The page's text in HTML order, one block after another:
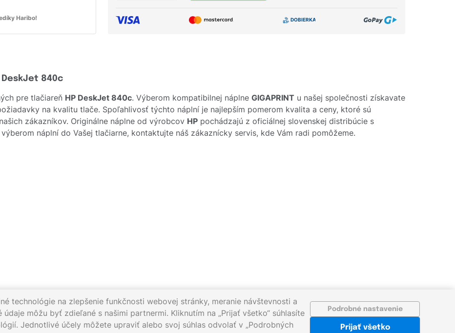
Haribo!
840c
pre tlačiareň HP DeskJet 840c. Výberom kompatibilnej náplne GIGAPRINT u našej společnosti získavate
na kvalitu tlače. Spoľahlivosť týchto náplní je najlepším pomerom kvalita a ceny, ktoré sú
zákazníkov. Originálne náplne od výrobcov HP pochádzajú z oficiálnej slovenskej distribúcie s
náplní do Vašej tlačiarne, kontaktujte náš zákaznícky servis, kde Vám radi pomôžeme.
technológie na zlepšenie funkčnosti webovej stránky, meranie návštevnosti a
môžu byť zdieľané s našimi partnermi. Kliknutím na „Prijať všetko“ súhlasíte
Jednotlivé účely môžete upraviť alebo svoj súhlas odvolať v „Podrobných
Podrobné nastavenie
Prijať všetko